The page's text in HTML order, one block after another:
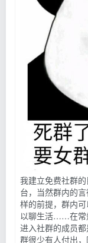
我建立免费社群
台，当然群内的
样的前提，群内
以聊生活……在常
进入社群的成员
群很少有人付出